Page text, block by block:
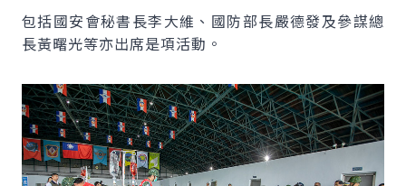
包括國安會秘書長李大維、國防部長嚴德發及參謀總
長黃曙光等亦出席是項活動。